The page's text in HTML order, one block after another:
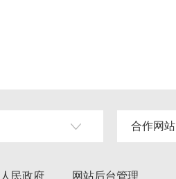
合作网站
民政府 网站后台管理